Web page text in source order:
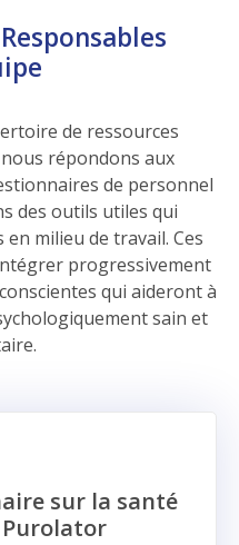
de ressources
répondons aux
de personnel
des outils utiles qui
milieu de travail. Ces
progressivement
qui aideront à
sain et
sur la santé